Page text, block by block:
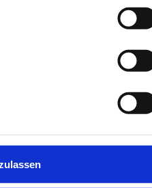
Waschmaschine
Privatparkplatz